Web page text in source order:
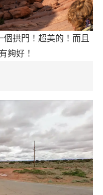
個拱門！超美的！而且
夠好！